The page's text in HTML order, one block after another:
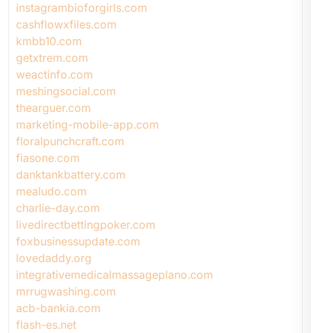
instagrambioforgirls.com
cashflowxfiles.com
kmbb10.com
getxtrem.com
weactinfo.com
meshingsocial.com
thearguer.com
marketing-mobile-app.com
floralpunchcraft.com
fiasone.com
danktankbattery.com
mealudo.com
charlie-day.com
livedirectbettingpoker.com
foxbusinessupdate.com
lovedaddy.org
integrativemedicalmassageplano.com
mrrugwashing.com
acb-bankia.com
flash-es.net